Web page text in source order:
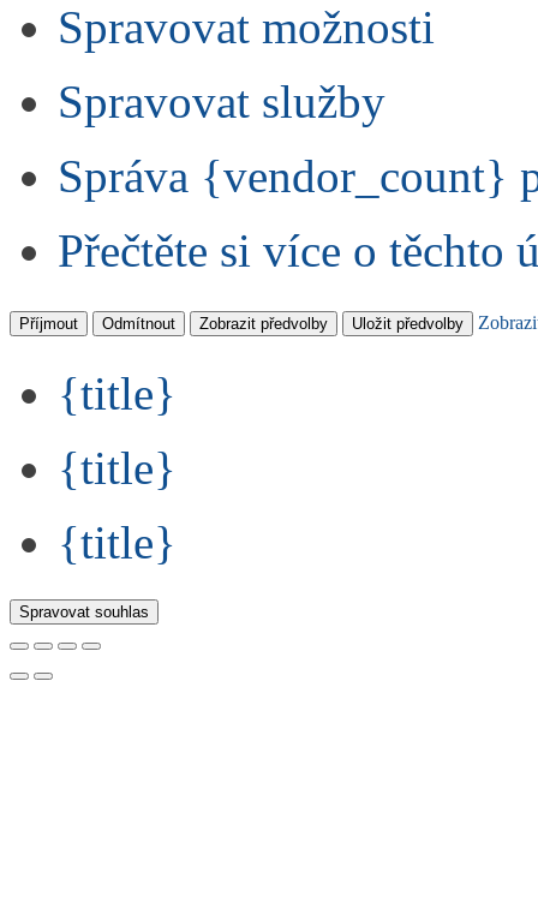
Spravovat možnosti
Spravovat služby
Správa {vendor_count}
Přečtěte si více o těchto
Příjmout Odmítnout Zobrazit předvolby Uložit předvolby
{title}
{title}
{title}
Spravovat souhlas